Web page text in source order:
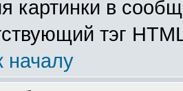
картинки в
тэг
началу